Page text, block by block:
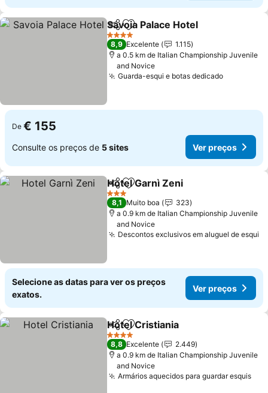
PartilharAdicionar aos favoritos
Savoia Palace Hotel
4 Estrelas
8,9 Excelente
1.115
a 0.5 km de Italian Championship Juvenile
and Novice
Guarda-esqui e botas dedicado
De € 155
Consulte os preços de 5 sites Ver preços
PartilharAdicionar aos favoritos
Hotel Garnì Zeni
3 Estrelas
8,1 Muito boa
323
a 0.9 km de Italian Championship Juvenile
and Novice
Descontos exclusivos em aluguel de esqui
Selecione as datas para ver os preços
exatos.
Ver preços
PartilharAdicionar aos favoritos
Hotel Cristiania
4 Estrelas
8,8 Excelente
2.449
a 0.9 km de Italian Championship Juvenile
and Novice
Armários aquecidos para guardar esquis